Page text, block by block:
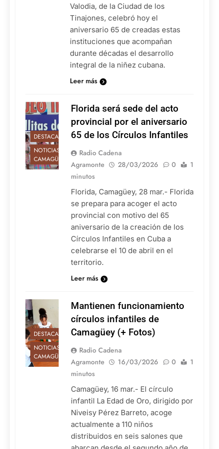
Valodia, de la Ciudad de los
Tinajones, celebró hoy el
aniversario 65 de creadas estas
instituciones que acompañan
durante décadas el desarrollo
integral de la niñez cubana.
Leer más
DESTACADAS
NOTICIAS DE
CAMAGÜEY
Florida será sede del acto
provincial por el aniversario
65 de los Círculos Infantiles
Radio Cadena
Agramonte
28/03/2026 0
1
minutos
Florida, Camagüey, 28 mar.- Florida
se prepara para acoger el acto
provincial con motivo del 65
aniversario de la creación de los
Círculos Infantiles en Cuba a
celebrarse el 10 de abril en el
territorio.
Leer más
DESTACADAS
NOTICIAS DE
CAMAGÜEY
Mantienen funcionamiento
círculos infantiles de
Camagüey (+ Fotos)
Radio Cadena
Agramonte
16/03/2026 0
1
minutos
Camagüey, 16 mar.- El círculo
infantil La Edad de Oro, dirigido por
Niveisy Pérez Barreto, acoge
actualmente a 110 niños
distribuidos en seis salones que